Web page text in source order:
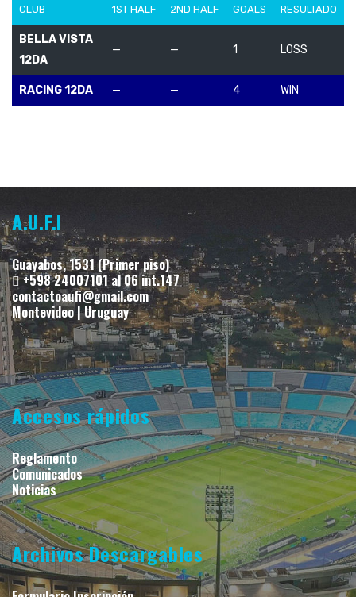
CLUB 1ST HALF 2ND HALF GOALS RESULTADO
BELLA VISTA
12DA
— — 1 LOSS
RACING 12DA — — 4 WIN
A.U.F.I
Guayabos, 1531 (Primer piso)
+598 24007101 al 06 int.147
contactoaufi@gmail.com
Montevideo | Uruguay
Accesos rápidos
Reglamento
Comunicados
Noticias
Archivos Descargables